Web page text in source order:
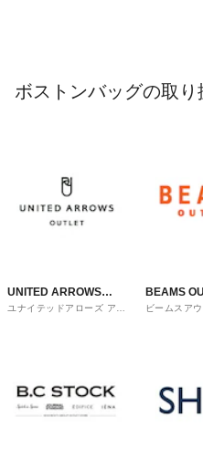
ボストンバッグの取
UNITED ARROWS
OUTLET
ユナイテッドアローズ アウ
BEAMS
ビームスア